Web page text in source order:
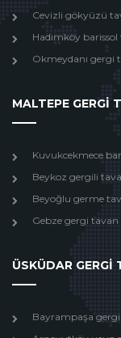
Cevizli gökyüzü
Hadımköy
Okmeydanı gergi
MALTEPE GERGİ
Kuvukcekmece
Beykoz gergili
Beyoğlu germe
Gebze gergi tavan
ÜSKÜDAR GERGİ
Bayrampaşa